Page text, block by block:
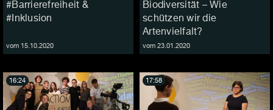
#Barrierefreiheit &
#Inklusion
vom 15.10.2020
Biodiversität – Wie
schützen wir die
Artenvielfalt?
vom 23.01.2020
16:24 17:58